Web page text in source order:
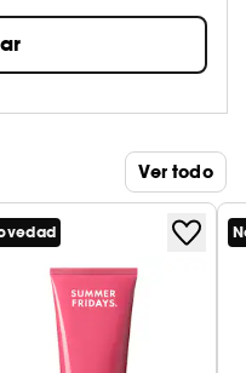
Ver todo